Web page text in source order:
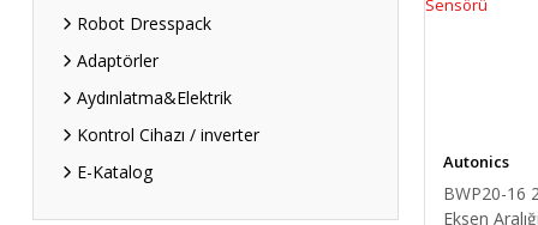
Robot Dresspack
Adaptörler
Aydınlatma&Elektrik
Kontrol Cihazı / inverter
E-Katalog
Autonics
BWP20-16
Eksen